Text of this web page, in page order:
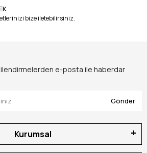
bize iletebilirsiniz.
e-posta ile haberdar
Gönder
Kurumsal